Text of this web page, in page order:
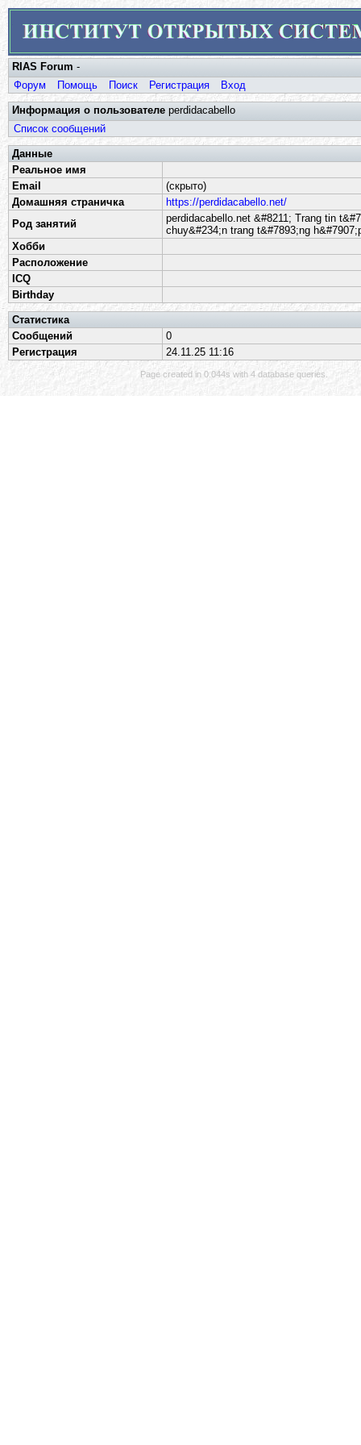
RIAS Forum -
Форум
Помощь Поиск Регистрация Вход
Информация о пользователе perdidacabello
Список сообщений
Данные
Реальное имя
Email
(скрыто)
Домашняя страничка
https://perdidacabello.net/
Род занятий
perdidacabello.net &#8211; Trang tin
chuy&#234;n trang t&#7893;ng
Хобби
Расположение
ICQ
Birthday
Статистика
Сообщений
0
Регистрация
24.11.25 11:16
Page created in 0.044s with 4 database queries.